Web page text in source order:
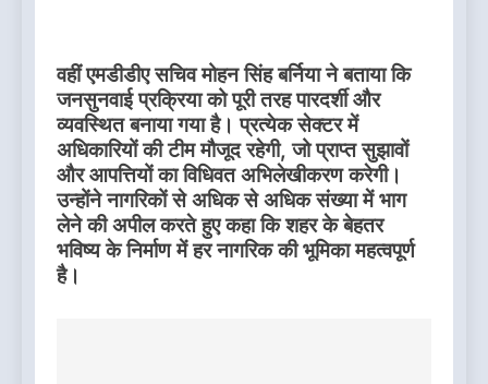
वहीं एमडीडीए सचिव मोहन सिंह बर्निया ने बताया कि
जनसुनवाई प्रक्रिया को पूरी तरह पारदर्शी और
व्यवस्थित बनाया गया है। प्रत्येक सेक्टर में
अधिकारियों की टीम मौजूद रहेगी, जो प्राप्त सुझावों
और आपत्तियों का विधिवत अभिलेखीकरण करेगी।
उन्होंने नागरिकों से अधिक से अधिक संख्या में भाग
लेने की अपील करते हुए कहा कि शहर के बेहतर
भविष्य के निर्माण में हर नागरिक की भूमिका महत्वपूर्ण
है।